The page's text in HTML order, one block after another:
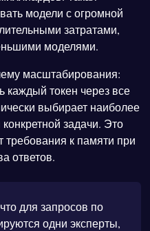
модели с огромной
затратами,
моделями.
масштабирования:
каждый токен через все
выбирает наиболее
задачи. Это
требования к памяти при
ответов.
для запросов по
одни эксперты,